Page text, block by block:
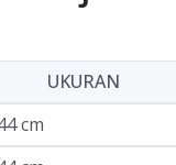
UKURAN
cm